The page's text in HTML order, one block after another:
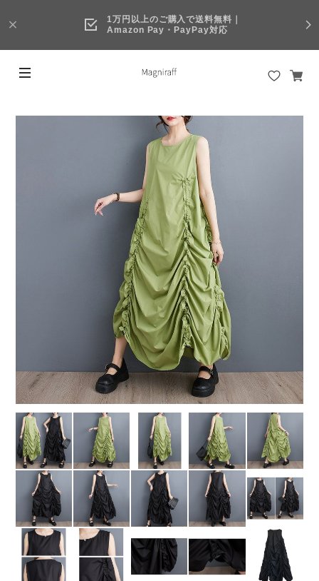
1万円以上のご購入で送料無料｜
Amazon Pay・PayPay対応